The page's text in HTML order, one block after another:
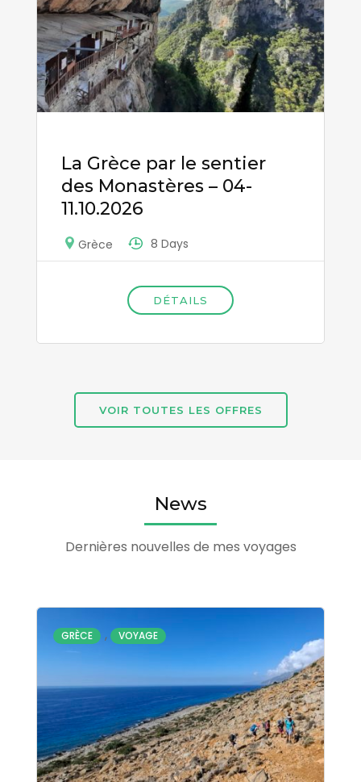
La Grèce par le sentier
des Monastères – 04-
11.10.2026
Grèce 8 Days
DÉTAILS
VOIR TOUTES LES OFFRES
News
Dernières nouvelles de mes voyages
GRÈCE , VOYAGE